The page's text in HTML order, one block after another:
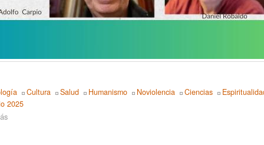
Cultura Salud Humanismo Noviolencia Ciencias
2025
sobre